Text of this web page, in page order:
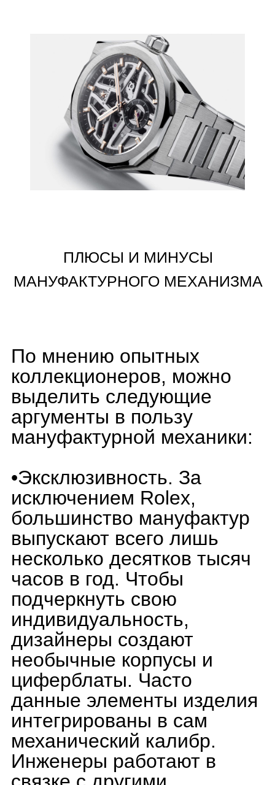
интегрированы в сам
механический калибр.
Инженеры работают в
связке с другими
специалистами,
продумывают нюансы
будущей конструкции.
•Аутентичность. Владелец
точно знает, где и кем
были произведены его
производстве, также
наличие собственных
технологий позволяет быть
увеличении запаса хода и
т.д
Приведем несколько
очевидных минуса
мануфактурной механики:
гарантии, что каждый
калибр, называемый
«мануфактурным» на
самом деле является
таковым? В современной
Швейцарии проследить
реальное происхождение
механизма гораздо
труднее, чем пару
десятилетий назад.
Производство росло
огромными темпами, и
появилось множество
специализированных
независимых подрядчиков,
которые занимаются
выпуском стрелок,
циферблатов, винтов,
колес, рубиновых
подшипников и т.д. Многие
новые мануфактуры
вытачивают